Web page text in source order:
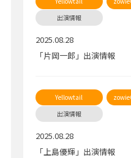
2025.08.28
「片岡一郎」出演情報
2025.08.28
「上島優輝」出演情報